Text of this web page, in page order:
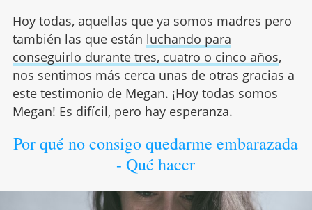
Hoy todas, aquellas que ya somos madres pero
también las que están luchando para
conseguirlo durante tres, cuatro o cinco años,
nos sentimos más cerca unas de otras gracias a
este testimonio de Megan. ¡Hoy todas somos
Megan! Es difícil, pero hay esperanza.
Por qué no consigo quedarme embarazada
- Qué hacer